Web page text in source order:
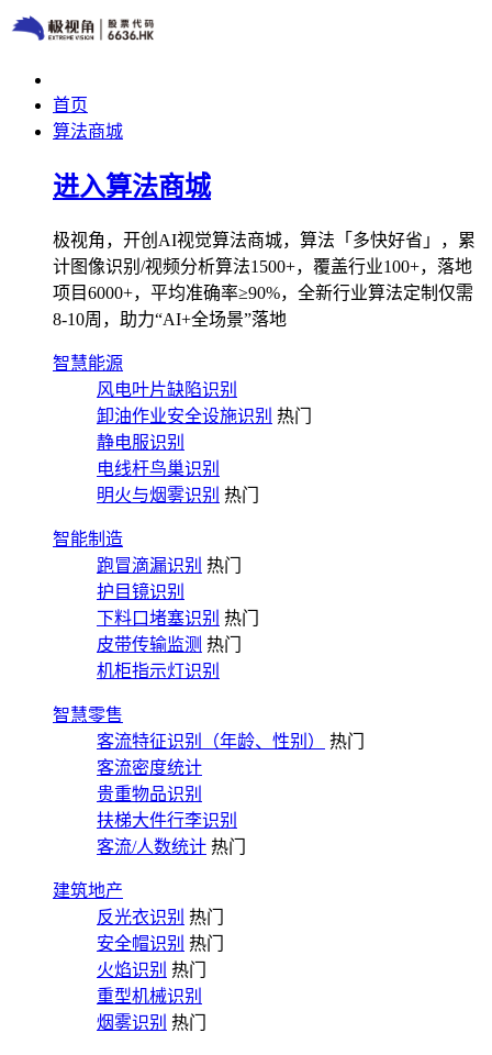
首页
算法商城
进入算法商城
极视角，开创AI视觉算法商城，算法「多快好省」，累
计图像识别/视频分析算法1500+，覆盖行业100+，落地
项目6000+，平均准确率≥90%，全新行业算法定制仅需
8-10周，助力“AI+全场景”落地
智慧能源
风电叶片缺陷识别
卸油作业安全设施识别 热门
静电服识别
电线杆鸟巢识别
明火与烟雾识别 热门
智能制造
跑冒滴漏识别 热门
护目镜识别
下料口堵塞识别 热门
皮带传输监测 热门
机柜指示灯识别
智慧零售
客流特征识别（年龄、性别）
热门
客流密度统计
贵重物品识别
扶梯大件行李识别
客流/人数统计 热门
建筑地产
反光衣识别 热门
安全帽识别 热门
火焰识别 热门
重型机械识别
烟雾识别 热门